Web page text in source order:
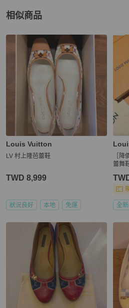
相似商品
更多相似Louis Vuitton女鞋推薦精品
Louis Vuitton
LV 村上隆芭蕾鞋
TWD 8,999
狀況良好 本地 免運
［
蕾舞
全